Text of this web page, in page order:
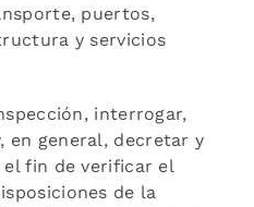
puertos,
y servicios
interrogar,
en general, decretar y
fin de verificar el
de la